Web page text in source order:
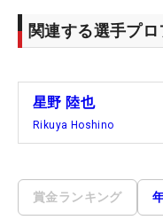
関連する選手プ
星野 陸也
Rikuya Hoshino
賞金ランキング